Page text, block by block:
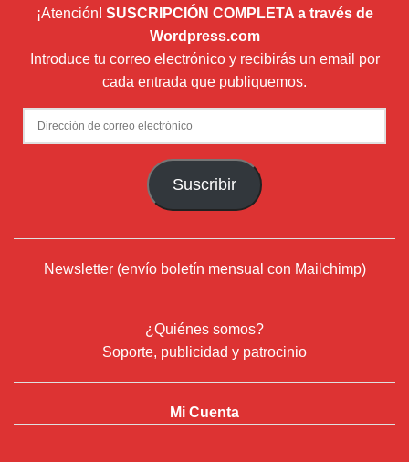
¡Atención! SUSCRIPCIÓN COMPLETA a través de
Wordpress.com
Introduce tu correo electrónico y recibirás un email por
cada entrada que publiquemos.
Dirección
de
Suscribir
Newsletter (envío boletín mensual con Mailchimp)
¿Quiénes somos?
Soporte, publicidad y patrocinio
Mi Cuenta